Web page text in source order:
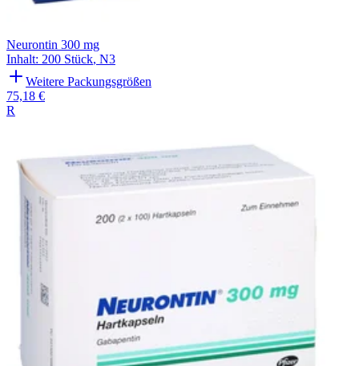
Neurontin 300 mg
Inhalt: 200 Stück, N3
Weitere Packungsgrößen
75,18 €
R